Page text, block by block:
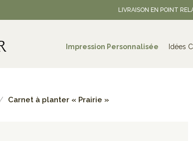
LIVRAISON EN POINT
Impression Personnalisée Idées
Carnet à planter « Prairie »